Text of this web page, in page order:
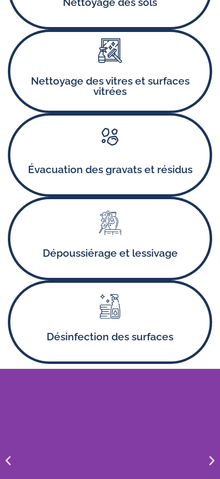
Nettoyage des vitres et surfaces
vitrées
Évacuation des gravats et résidus
Dépoussiérage et lessivage
Nettoyage des murs, plinthes, et autres surfaces pour
Désinfection des surfaces
Désinfection des sanitaires et nettoyage en